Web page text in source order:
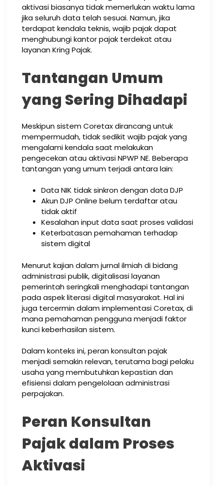
aktivasi biasanya tidak memerlukan waktu lama
jika seluruh data telah sesuai. Namun, jika
terdapat kendala teknis, wajib pajak dapat
menghubungi kantor pajak terdekat atau
layanan Kring Pajak.
Tantangan Umum
yang Sering Dihadapi
Meskipun sistem Coretax dirancang untuk
mempermudah, tidak sedikit wajib pajak yang
mengalami kendala saat melakukan
pengecekan atau aktivasi NPWP NE. Beberapa
tantangan yang umum terjadi antara lain:
Data NIK tidak sinkron dengan data DJP
Akun DJP Online belum terdaftar atau
tidak aktif
Kesalahan input data saat proses validasi
Keterbatasan pemahaman terhadap
sistem digital
Menurut kajian dalam jurnal ilmiah di bidang
administrasi publik, digitalisasi layanan
pemerintah seringkali menghadapi tantangan
pada aspek literasi digital masyarakat. Hal ini
juga tercermin dalam implementasi Coretax, di
mana pemahaman pengguna menjadi faktor
kunci keberhasilan sistem.
Dalam konteks ini, peran konsultan pajak
menjadi semakin relevan, terutama bagi pelaku
usaha yang membutuhkan kepastian dan
efisiensi dalam pengelolaan administrasi
perpajakan.
Peran Konsultan
Pajak dalam Proses
Aktivasi